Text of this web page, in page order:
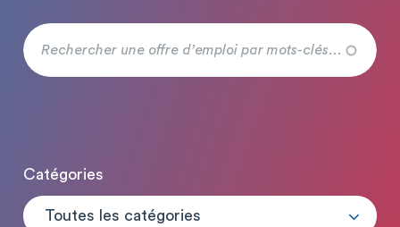
Catégories
Toutes les catégories